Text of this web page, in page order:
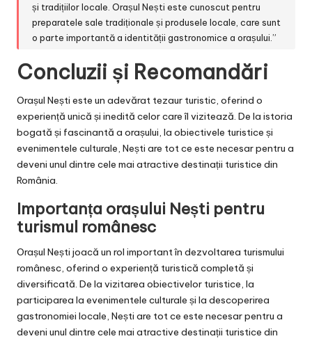
și tradițiilor locale. Orașul Nești este cunoscut pentru
preparatele sale tradiționale și produsele locale, care sunt
o parte importantă a identității gastronomice a orașului.”
Concluzii și Recomandări
Orașul Nești este un adevărat tezaur turistic, oferind o
experiență unică și inedită celor care îl vizitează. De la istoria
bogată și fascinantă a orașului, la obiectivele turistice și
evenimentele culturale, Nești are tot ce este necesar pentru a
deveni unul dintre cele mai atractive destinații turistice din
România.
Importanța orașului Nești pentru
turismul românesc
Orașul Nești joacă un rol important în dezvoltarea turismului
românesc, oferind o experiență turistică completă și
diversificată. De la vizitarea obiectivelor turistice, la
participarea la evenimentele culturale și la descoperirea
gastronomiei locale, Nești are tot ce este necesar pentru a
deveni unul dintre cele mai atractive destinații turistice din